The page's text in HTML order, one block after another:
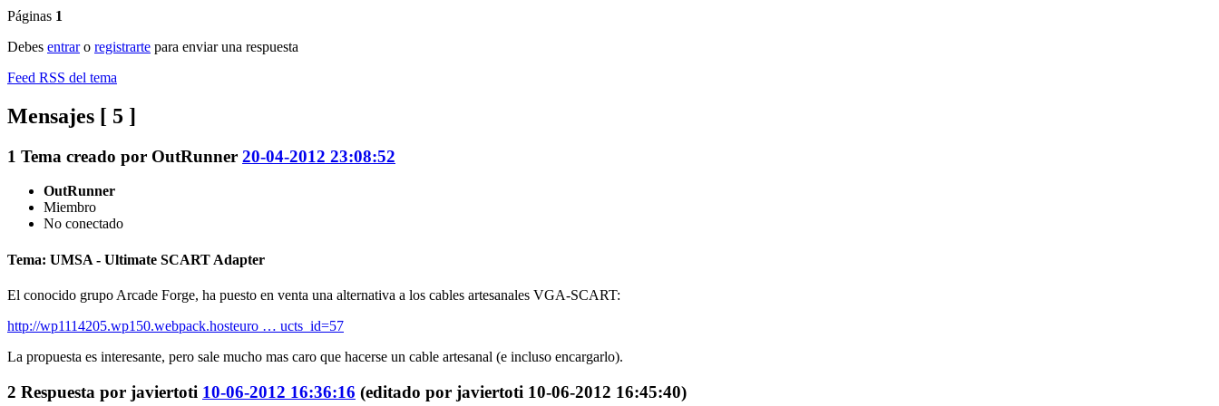
Páginas 1
Debes entraro registrarte para enviar una respuesta
Feed RSS del tema
Mensajes [ 5 ]
1 Tema creado por OutRunner 20-04-2012 23:08:52
OutRunner
Miembro
No conectado
Tema: UMSA - Ultimate SCART Adapter
El conocido grupo Arcade Forge, ha puesto en venta una alternativa a los cables artesanales VGA-SCART:
http://wp1114205.wp150.webpack.hosteuro … ucts_id=57
La propuesta es interesante, pero sale mucho mas caro que hacerse un cable artesanal (e incluso encargarlo).
2 Respuesta por javiertoti 10-06-2012 16:36:16 (editado por javiertoti 10-06-2012 16:45:40)